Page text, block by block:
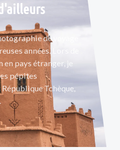
de voyage
années. Lors de
en pays étranger, je
pépites
Tchèque,